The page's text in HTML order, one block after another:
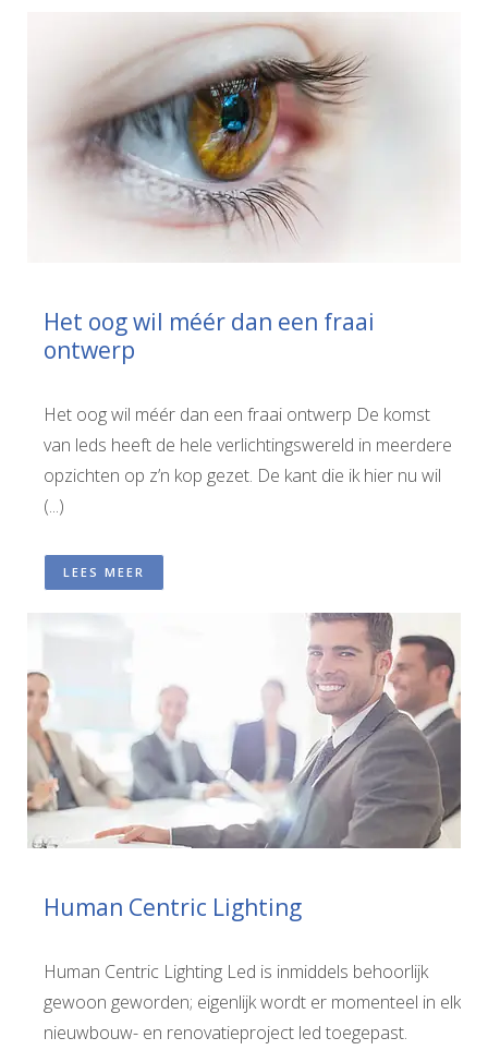
Het oog wil méér dan een fraai
ontwerp
Het oog wil méér dan een fraai ontwerp De komst
van leds heeft de hele verlichtingswereld in meerdere
opzichten op z’n kop gezet. De kant die ik hier nu wil
(...)
LEES MEER
Human Centric Lighting
Human Centric Lighting Led is inmiddels behoorlijk
gewoon geworden; eigenlijk wordt er momenteel in elk
nieuwbouw- en renovatieproject led toegepast.